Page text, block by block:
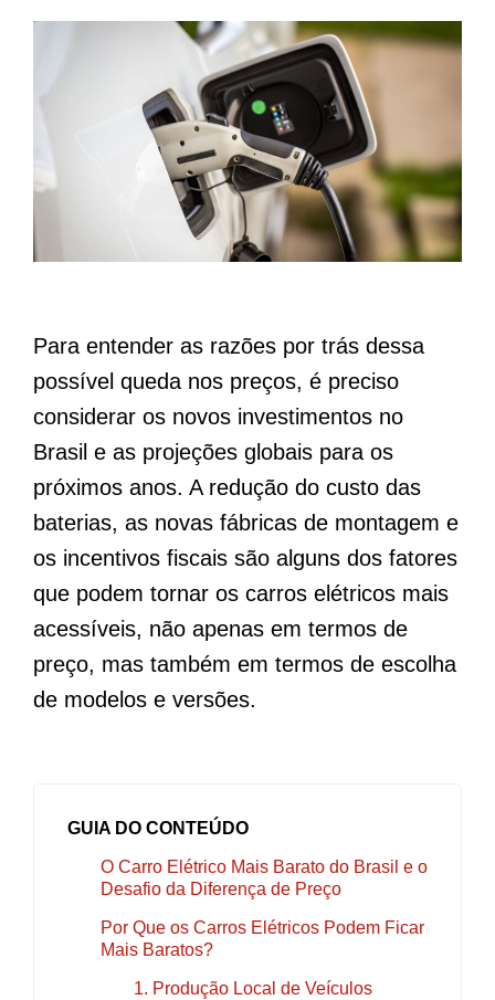
Para entender as razões por trás dessa
possível queda nos preços, é preciso
considerar os novos investimentos no
Brasil e as projeções globais para os
próximos anos. A redução do custo das
baterias, as novas fábricas de montagem e
os incentivos fiscais são alguns dos fatores
que podem tornar os carros elétricos mais
acessíveis, não apenas em termos de
preço, mas também em termos de escolha
de modelos e versões.
GUIA DO CONTEÚDO
O Carro Elétrico Mais Barato do Brasil e o
Desafio da Diferença de Preço
Por Que os Carros Elétricos Podem Ficar
Mais Baratos?
1. Produção Local de Veículos